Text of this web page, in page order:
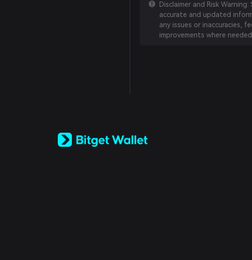
Disclaimer and Risk
accurate and updated
any issues or inaccuracies,
improvements where needed.
Español (Latinoamérica)